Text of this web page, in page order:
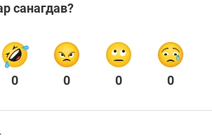
санагдав?
0 0 0 0